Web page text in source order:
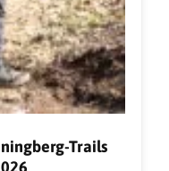
Trails